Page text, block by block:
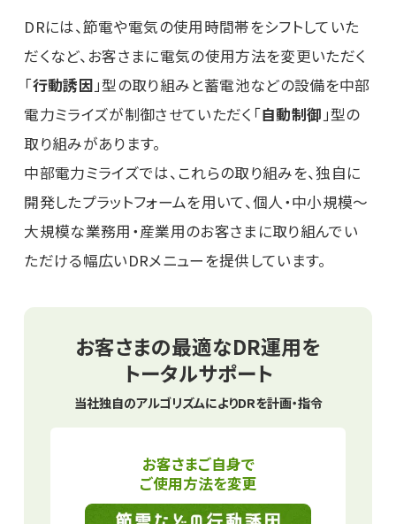
DRには、節電や電気の使用時間帯をシフトしていた
だくなど、お客さまに電気の使用方法を変更いただく
「行動誘因」型の取り組みと蓄電池などの設備を中部
電力ミライズが制御させていただく「自動制御」型の
取り組みがあります。
中部電力ミライズでは、これらの取り組みを、独自に
開発したプラットフォームを用いて、個人・中小規模～
大規模な業務用・産業用のお客さまに取り組んでい
ただける幅広いDRメニューを提供しています。
お客さまの最適なDR運用を
トータルサポート
当社独自のアルゴリズムによりDRを計画・指令
お客さまご自身で
ご使用方法を変更​